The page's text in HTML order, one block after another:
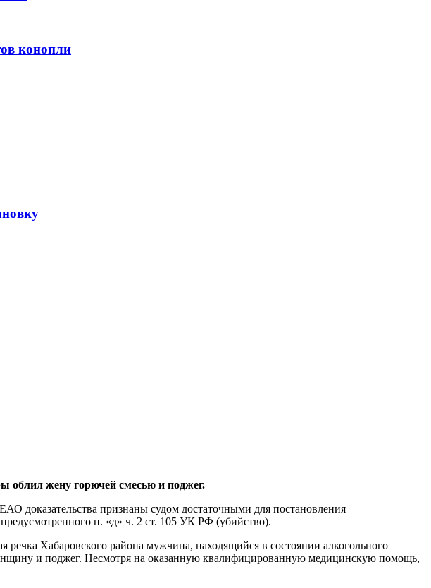
конопли
облил жену горючей смесью и поджег.
признаны судом достаточными для постановления
п. «д» ч. 2 ст. 105 УК РФ (убийство).
Хабаровского района мужчина, находящийся в состоянии алкогольного
и поджег. Несмотря на оказанную квалифицированную медицинскую помощь,